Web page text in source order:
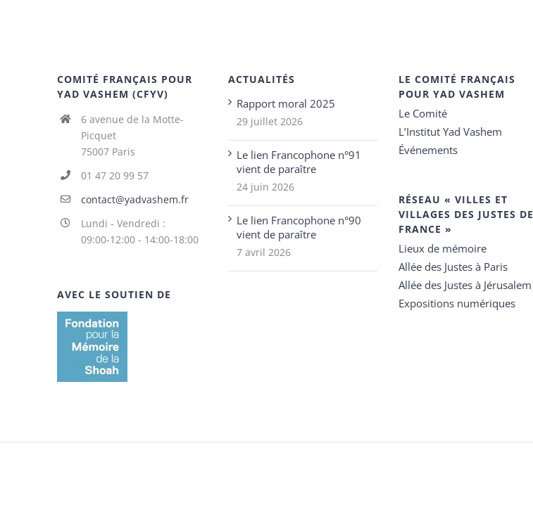
COMITÉ FRANÇAIS POUR
YAD VASHEM (CFYV)
6 avenue de la Motte-
Picquet
75007 Paris
01 47 20 99 57
contact@yadvashem.fr
Lundi - Vendredi :
09:00-12:00 - 14:00-18:00
AVEC LE SOUTIEN DE
ACTUALITÉS
Rapport moral 2025
29 juillet 2026
Le lien Francophone n°91
vient de paraître
24 juin 2026
Le lien Francophone n°90
vient de paraître
7 avril 2026
LE COMITÉ FRANÇAIS
POUR YAD VASHEM
Le Comité
L’Institut Yad Vashem
Événements
RÉSEAU « VILLES ET
VILLAGES DES JUSTES DE
FRANCE »
Lieux de mémoire
Allée des Justes à Paris
Allée des Justes à Jérusalem
Expositions numériques